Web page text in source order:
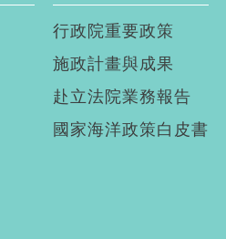
行政院重要政策
施政計畫與成果
赴立法院業務報告
國家海洋政策白皮書